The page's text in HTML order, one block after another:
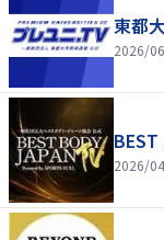
東都
2026/
BEST
2026/